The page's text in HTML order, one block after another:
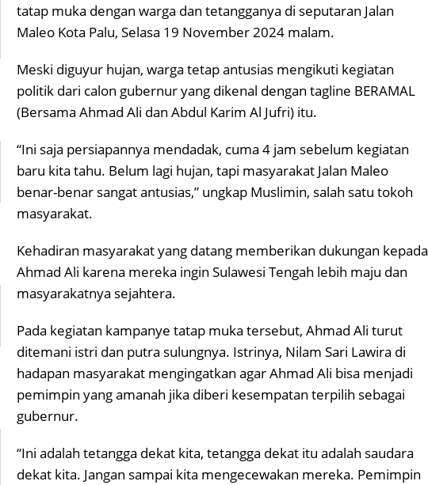
tatap muka dengan warga dan tetangganya di seputaran Jalan
Maleo Kota Palu, Selasa 19 November 2024 malam.
Meski diguyur hujan, warga tetap antusias mengikuti kegiatan
politik dari calon gubernur yang dikenal dengan tagline BERAMAL
(Bersama Ahmad Ali dan Abdul Karim Al Jufri) itu.
“Ini saja persiapannya mendadak, cuma 4 jam sebelum kegiatan
baru kita tahu. Belum lagi hujan, tapi masyarakat Jalan Maleo
benar-benar sangat antusias,” ungkap Muslimin, salah satu tokoh
masyarakat.
Kehadiran masyarakat yang datang memberikan dukungan kepada
Ahmad Ali karena mereka ingin Sulawesi Tengah lebih maju dan
masyarakatnya sejahtera.
Pada kegiatan kampanye tatap muka tersebut, Ahmad Ali turut
ditemani istri dan putra sulungnya. Istrinya, Nilam Sari Lawira di
hadapan masyarakat mengingatkan agar Ahmad Ali bisa menjadi
pemimpin yang amanah jika diberi kesempatan terpilih sebagai
gubernur.
“Ini adalah tetangga dekat kita, tetangga dekat itu adalah saudara
dekat kita. Jangan sampai kita mengecewakan mereka. Pemimpin